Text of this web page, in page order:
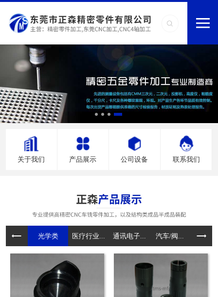
关于我们 产品展示 公司设备 联系我们
光学类 医疗行业... 通讯电子... 汽车/阀... 电动工